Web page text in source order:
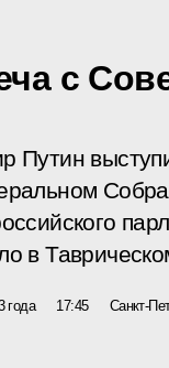
с
Путин
в
года 17:45 Санкт-